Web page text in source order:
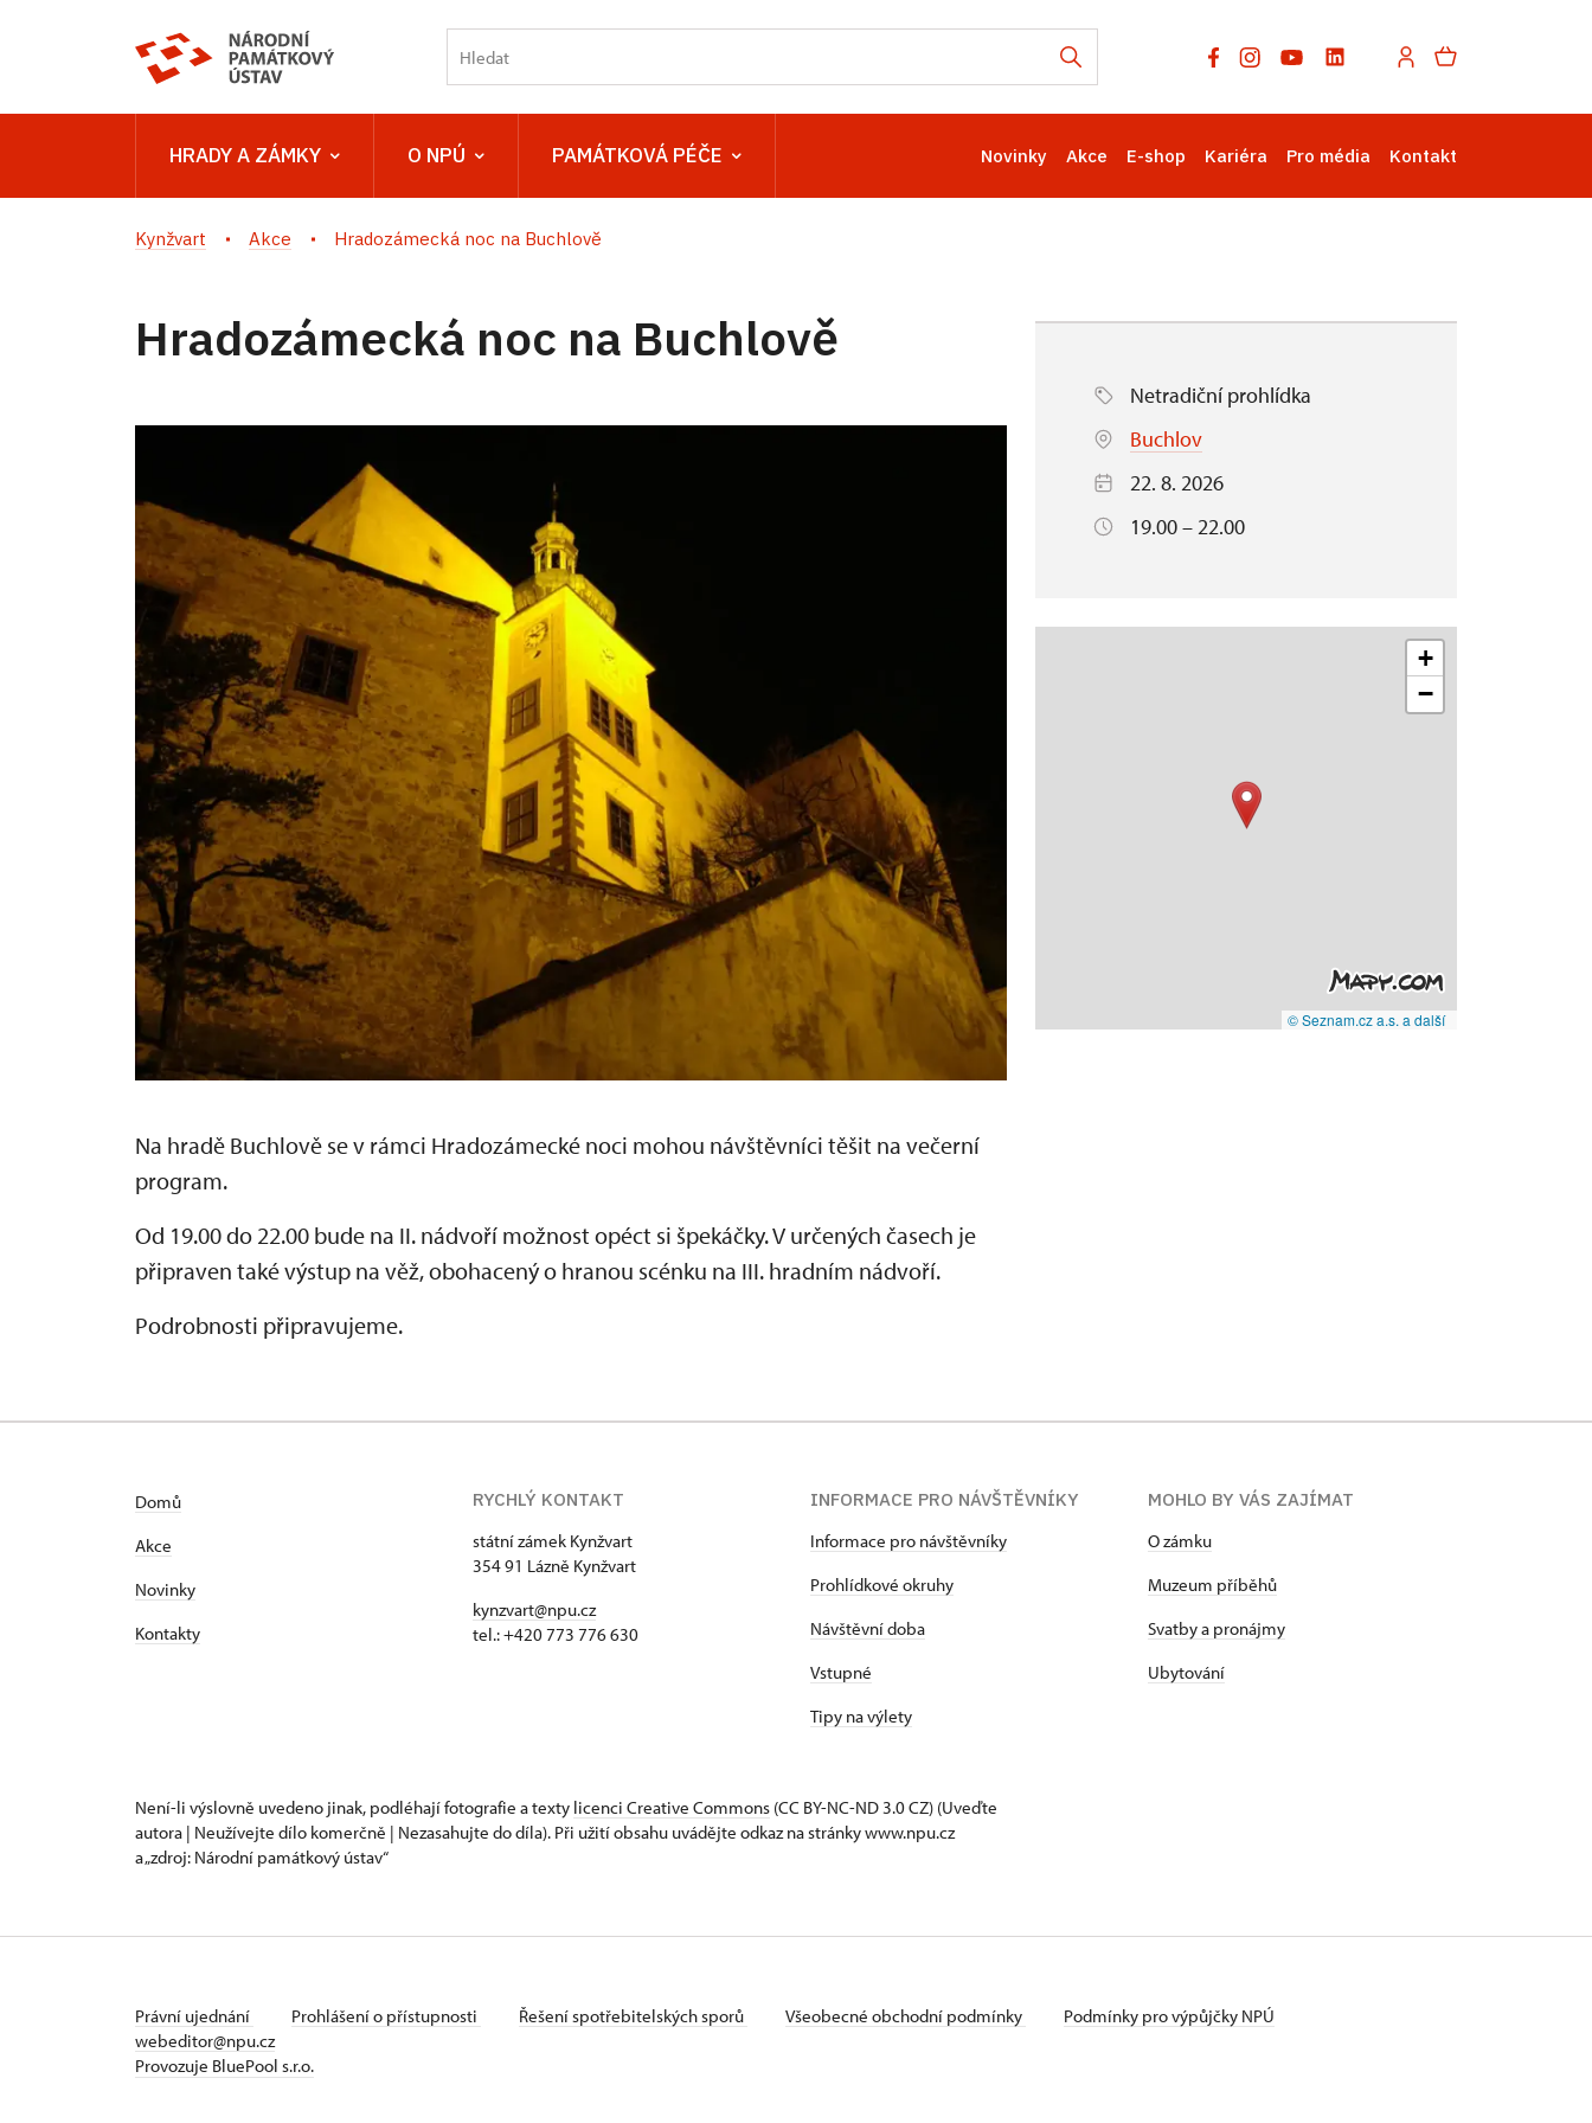
HRADY A ZÁMKY O NPÚ PAMÁTKOVÁ PÉČE Novinky Akce E-shop Kariéra Pro média Kontakt
Kynžvart Akce Hradozámecká noc na Buchlově
Hradozámecká noc na Buchlově
Na hradě Buchlově se v rámci Hradozámecké noci mohou návštěvníci těšit na večerní
program.
Od 19.00 do 22.00 bude na II. nádvoří možnost opéct si špekáčky. V určených časech je
připraven také výstup na věž, obohacený o hranou scénku na III. hradním nádvoří.
Podrobnosti připravujeme.
Netradiční prohlídka
Buchlov
22. 8. 2026
19.00 – 22.00
+
−
© Seznam.cz a.s. a další
Domů
Akce
Novinky
Kontakty
RYCHLÝ KONTAKT
státní zámek Kynžvart
354 91 Lázně Kynžvart
kynzvart@npu.cz
tel.: +420 773 776 630
INFORMACE PRO NÁVŠTĚVNÍKY
Informace pro návštěvníky
Prohlídkové okruhy
Návštěvní doba
Vstupné
Tipy na výlety
MOHLO BY VÁS ZAJÍMAT
O zámku
Muzeum příběhů
Svatby a pronájmy
Ubytování
Není-li výslovně uvedeno jinak, podléhají fotografie a texty licenci Creative Commons (CC BY-NC-ND 3.0 CZ) (Uveďte
autora | Neužívejte dílo komerčně | Nezasahujte do díla). Při užití obsahu uvádějte odkaz na stránky www.npu.cz
a „zdroj: Národní památkový ústav“
Právní ujednání Prohlášení o přístupnosti Řešení spotřebitelských sporů Všeobecné obchodní podmínky
Podmínky pro výpůjčky NPÚ
webeditor@npu.cz
Provozuje BluePool s.r.o.